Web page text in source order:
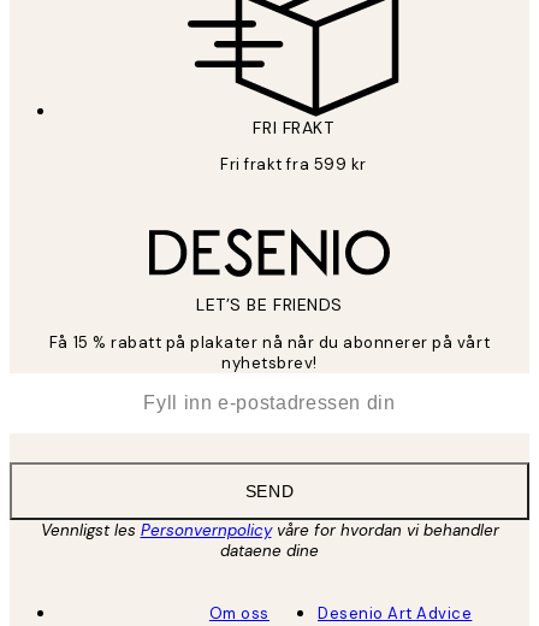
FRI FRAKT
Fri frakt fra 599 kr
LET’S BE FRIENDS
Få 15 % rabatt på plakater nå når du abonnerer på vårt
nyhetsbrev!
SEND
Vennligst les Personvernpolicyvåre for hvordan vi behandler
dataene dine
Om oss
Desenio Art Advice